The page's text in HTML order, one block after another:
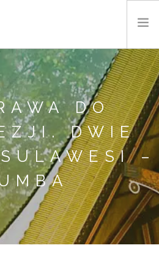
DO
DWIE
–